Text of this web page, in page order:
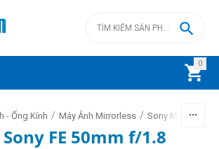
0


- Ống Kính / Máy Ảnh Mirrorless / Sony Mirrorless
FE 50mm f/1.8